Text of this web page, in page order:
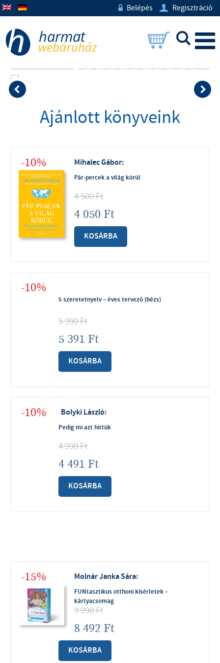
w Belépés U Regisztráció
L
Ajánlott könyveink
-10% Mihalec Gábor:
Pár-percek a világ körül
4 500Ft
4 050 Ft
KOSÁRBA
-10%
5 szeretetnyelv – éves tervező (bézs)
5 990Ft
5 391 Ft
KOSÁRBA
-10% Bolyki László:
Pedig mi azt hittük
4 990Ft
4 491 Ft
KOSÁRBA
-15% Molnár Janka Sára:
FUNtasztikus otthoni kísérletek –
kártyacsomag
9 990Ft
8 492 Ft
KOSÁRBA